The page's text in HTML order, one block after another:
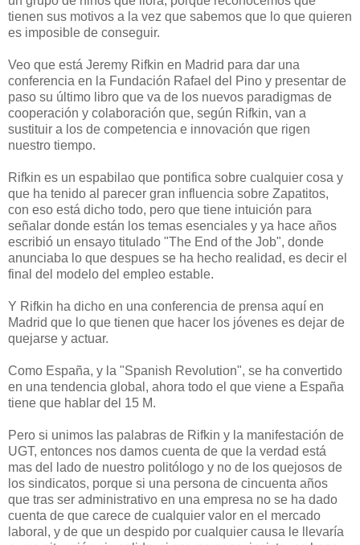
tienen sus motivos a la vez que sabemos que lo que quieren
es imposible de conseguir.
Veo que está Jeremy Rifkin en Madrid para dar una
conferencia en la Fundación Rafael del Pino y presentar de
paso su último libro que va de los nuevos paradigmas de
cooperación y colaboración que, según Rifkin, van a
sustituir a los de competencia e innovación que rigen
nuestro tiempo.
Rifkin es un espabilao que pontifica sobre cualquier cosa y
que ha tenido al parecer gran influencia sobre Zapatitos,
con eso está dicho todo, pero que tiene intuición para
señalar donde están los temas esenciales y ya hace años
escribió un ensayo titulado "The End of the Job", donde
anunciaba lo que despues se ha hecho realidad, es decir el
final del modelo del empleo estable.
Y Rifkin ha dicho en una conferencia de prensa aquí en
Madrid que lo que tienen que hacer los jóvenes es dejar de
quejarse y actuar.
Como España, y la "Spanish Revolution", se ha convertido
en una tendencia global, ahora todo el que viene a España
tiene que hablar del 15 M.
Pero si unimos las palabras de Rifkin y la manifestación de
UGT, entonces nos damos cuenta de que la verdad está
mas del lado de nuestro politólogo y no de los quejosos de
los sindicatos, porque si una persona de cincuenta años
que tras ser administrativo en una empresa no se ha dado
cuenta de que carece de cualquier valor en el mercado
laboral, y de que un despido por cualquier causa le llevaría